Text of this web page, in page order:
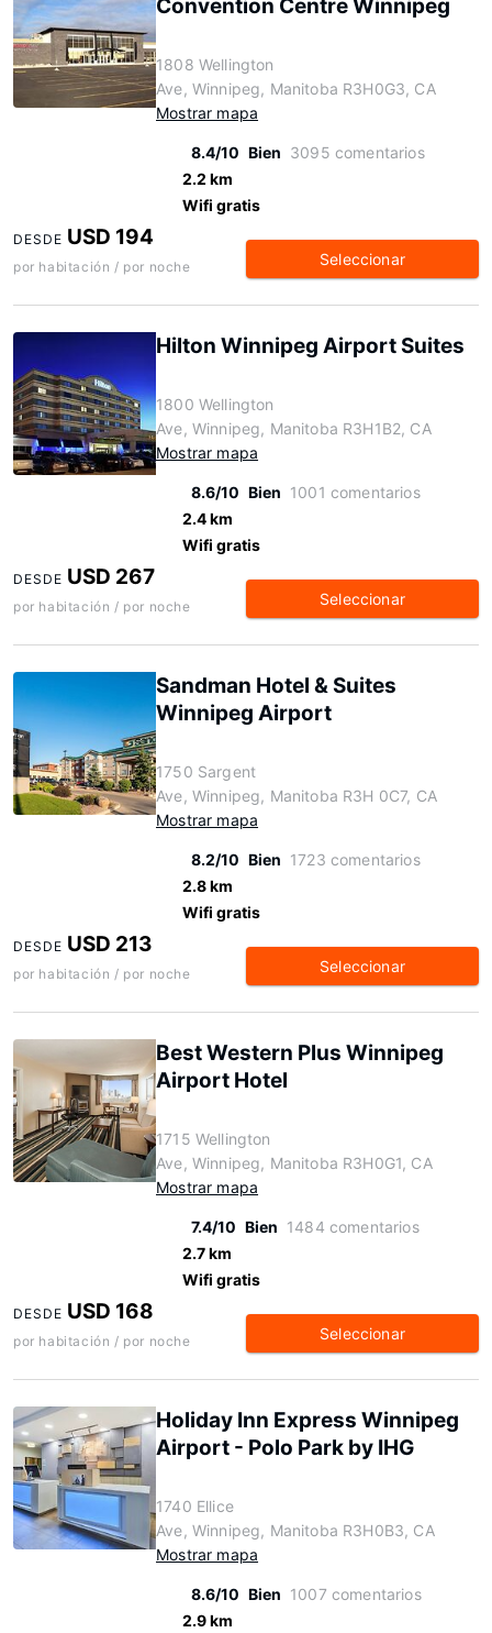
Convention Centre Winnipeg
1808 Wellington
Ave, Winnipeg, Manitoba R3H0G3, CA
Mostrar mapa
8.4/10 Bien 3095 comentarios
2.2 km
Wifi gratis
DESDE USD 194
por habitación / por noche Seleccionar
Hilton Winnipeg Airport Suites
1800 Wellington
Ave, Winnipeg, Manitoba R3H1B2, CA
Mostrar mapa
8.6/10 Bien 1001 comentarios
2.4 km
Wifi gratis
DESDE USD 267
por habitación / por noche Seleccionar
Sandman Hotel & Suites
Winnipeg Airport
1750 Sargent
Ave, Winnipeg, Manitoba R3H 0C7, CA
Mostrar mapa
8.2/10 Bien 1723 comentarios
2.8 km
Wifi gratis
DESDE USD 213
por habitación / por noche Seleccionar
Best Western Plus Winnipeg
Airport Hotel
1715 Wellington
Ave, Winnipeg, Manitoba R3H0G1, CA
Mostrar mapa
7.4/10 Bien 1484 comentarios
2.7 km
Wifi gratis
DESDE USD 168
por habitación / por noche Seleccionar
Holiday Inn Express Winnipeg
Airport - Polo Park by IHG
1740 Ellice
Ave, Winnipeg, Manitoba R3H0B3, CA
Mostrar mapa
8.6/10 Bien 1007 comentarios
2.9 km